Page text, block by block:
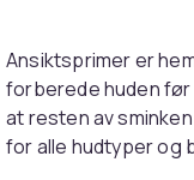
Ansiktsprimer er
forberede huden
at resten av
for alle hudtyper og